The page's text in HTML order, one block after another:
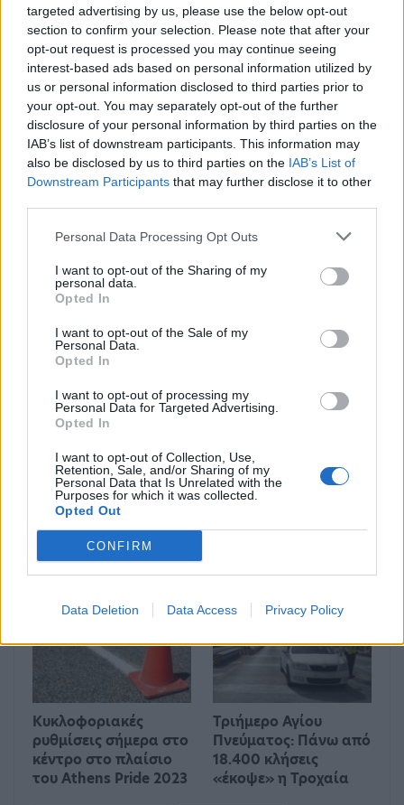
targeted advertising by us, please use the below opt-out
section to confirm your selection. Please note that after your
opt-out request is processed you may continue seeing
interest-based ads based on personal information utilized by
us or personal information disclosed to third parties prior to
your opt-out. You may separately opt-out of the further
disclosure of your personal information by third parties on the
IAB’s list of downstream participants. This information may
also be disclosed by us to third parties on the IAB’s List of
Downstream Participants that may further disclose it to other
Personal Data Processing Opt Outs
I want to opt-out of the Sharing of my
personal data.
Opted In
I want to opt-out of the Sale of my
Personal Data.
Opted In
I want to opt-out of processing my
Personal Data for Targeted Advertising.
Opted In
I want to opt-out of Collection, Use,
Retention, Sale, and/or Sharing of my
Personal Data that Is Unrelated with the
Purposes for which it was collected.
Opted Out
CONFIRM
Data Deletion Data Access Privacy Policy
Εισαγγελέα και η έρευνα για τη συμμετοχή τους
σε άλλες παρόμοιες περιπτώσεις συνεχίζεται.
γάτες Ελληνική Αστυνομία - ΕΛΑΣ Κολωνός
ΠΡΟΗΓΟΎΜΕΝΟ ΆΡΘΡΟ
Σεισμός Τουρκία – Συρία:
– Δραματικές εικόνες
ΕΠΌΜΕΝΟ ΆΡΘΡΟ
Πάολα: Με γρίπη τύπου Β
νοσοκομείο της
Θεσσαλονίκης
ΕΛΛΆΔΑ
Kυκλοφοριακές
ρυθμίσεις το
απόγευμα στα νότια
προάστια της Αθήνας
λόγω διεξαγωγής…
ΕΛΑΣ: Βρέθηκαν
σε δασική περιοχή της
ΑΣΤΥΝΟΜΊΑ
Κυκλοφοριακές
ρυθμίσεις σήμερα στο
κέντρο στο πλαίσιο
του Athens Pride 2023
ΑΣΤΥΝΟΜΊΑ
Τριήμερο Αγίου
Πνεύματος: Πάνω από
18.400 κλήσεις
«έκοψε» η Τροχαία